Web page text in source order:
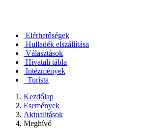
Elérhetőségek
Hulladék elszállítása
Választások
Hivatali tábla
Intézmények
Turista
Kezdőlap
Események
Aktualitások
Meghívó